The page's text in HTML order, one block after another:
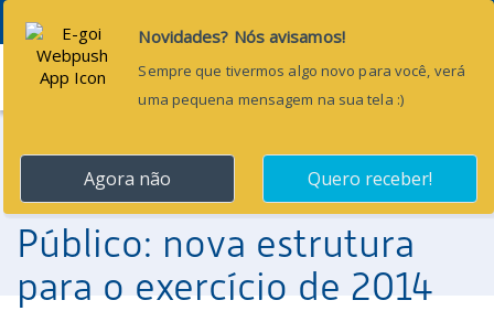
Menu
31 de outubro de 2014
Curso Demonstrações
Contábeis do Setor
Público: nova estrutura
para o exercício de 2014